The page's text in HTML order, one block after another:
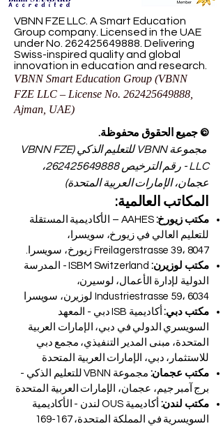
VBNN FZE LLC. A Smart Education
Group company. Licensed in the UAE
under No. 262425649888 . Delivering
Swiss-inspired quality and global
innovation in education and research.
VBNN Smart Education Group (VBNN
FZE LLC – License No. 262425649888
Ajman, UAE)
© جميع الحقوق محفوظة.
مجموعة VBNN للتعليم الذكي (VBNN FZE
LLC - رقم الترخيص
262425649888،
عجمان، الإمارات العربية المتحدة)
المكاتب العالمية:
مكتب زيورخ:
AAHES – الأكاديمية المستقلة
للتعليم العالي في زيورخ، سويسرا،
Freilagerstrasse 39، 8047 زيورخ، سويسرا.
مكتب لوزيرن:
ISBM Switzerland - المدرسة
الدولية لإدارة الأعمال، لوسيرن،
Industriestrasse 59، 6034 لوزيرن، سويسرا
مكتب دبي:
أكاديمية ISB دبي - المعهد
السويسري الدولي في دبي، الإمارات العربية
المتحدة، مبنى المدير التنفيذي، مجمع دبي
للاستثمار، دبي، الإمارات العربية المتحدة
مكتب عجمان:
مجموعة VBNN للتعليم الذكي -
برج آمبر جيم، عجمان، الإمارات العربية المتحدة
مكتب لندن:
أكاديمية OUS لندن - الأكاديمية
السويسرية في المملكة المتحدة، 167-169